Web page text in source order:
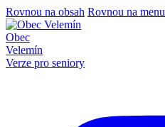
Rovnou na obsah Rovnou na menu
Obec
Velemín
Verze pro seniory